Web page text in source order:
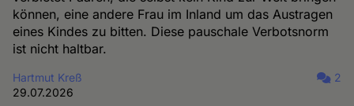
können, eine andere Frau im Inland um das Austragen
eines Kindes zu bitten. Diese pauschale Verbotsnorm
ist nicht haltbar.
Hartmut Kreß
29.07.2026
2